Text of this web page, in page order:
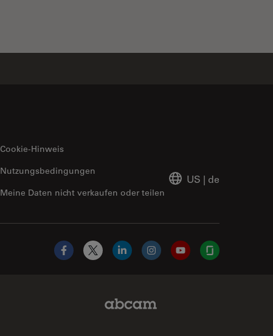
Cookie-Hinweis
Meine Daten nicht verkaufen oder teilen
Nutzungsbedingungen
US | de
Facebook
X LinkedInInstagramYouTubeGlassdoor